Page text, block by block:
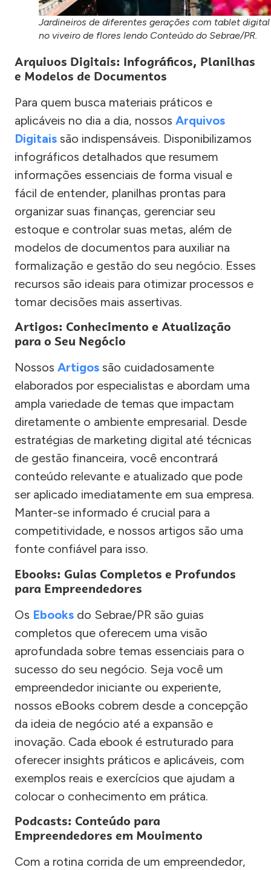
Jardineiros de diferentes gerações com tablet digital
no viveiro de flores lendo Conteúdo do Sebrae/PR.
Arquivos Digitais: Infográficos, Planilhas
e Modelos de Documentos
Para quem busca materiais práticos e
aplicáveis no dia a dia, nossos Arquivos
Digitais são indispensáveis. Disponibilizamos
infográficos detalhados que resumem
informações essenciais de forma visual e
fácil de entender, planilhas prontas para
organizar suas finanças, gerenciar seu
estoque e controlar suas metas, além de
modelos de documentos para auxiliar na
formalização e gestão do seu negócio. Esses
recursos são ideais para otimizar processos e
tomar decisões mais assertivas.
Artigos: Conhecimento e Atualização
para o Seu Negócio
Nossos Artigos são cuidadosamente
elaborados por especialistas e abordam uma
ampla variedade de temas que impactam
diretamente o ambiente empresarial. Desde
estratégias de marketing digital até técnicas
de gestão financeira, você encontrará
conteúdo relevante e atualizado que pode
ser aplicado imediatamente em sua empresa.
Manter-se informado é crucial para a
competitividade, e nossos artigos são uma
fonte confiável para isso.
Ebooks: Guias Completos e Profundos
para Empreendedores
Os Ebooks do Sebrae/PR são guias
completos que oferecem uma visão
aprofundada sobre temas essenciais para o
sucesso do seu negócio. Seja você um
empreendedor iniciante ou experiente,
nossos eBooks cobrem desde a concepção
da ideia de negócio até a expansão e
inovação. Cada ebook é estruturado para
oferecer insights práticos e aplicáveis, com
exemplos reais e exercícios que ajudam a
colocar o conhecimento em prática.
Podcasts: Conteúdo para
Empreendedores em Movimento
Com a rotina corrida de um empreendedor,